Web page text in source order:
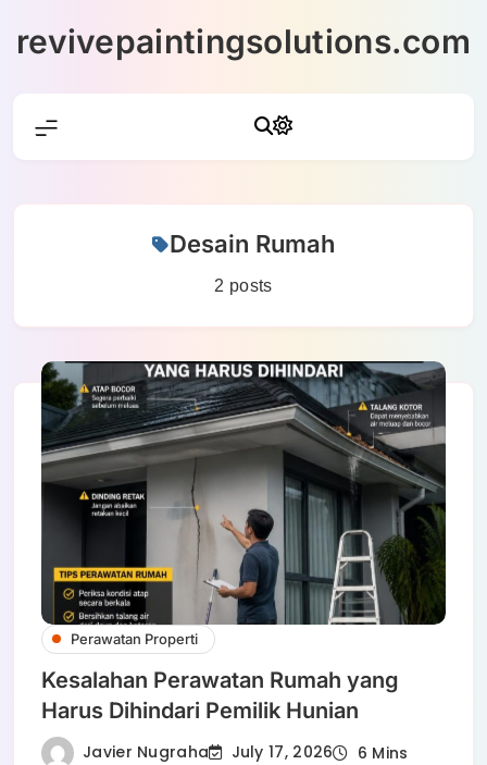
revivepaintingsolutions.com
Desain Rumah
2 posts
Perawatan Properti
Kesalahan Perawatan Rumah yang
Harus Dihindari Pemilik Hunian
Javier Nugraha July 17, 2026 6 Mins